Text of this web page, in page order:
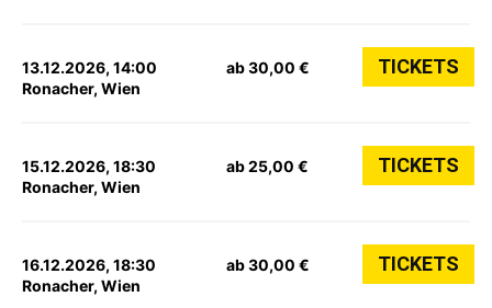
13.12.2026, 14:00
Ronacher, Wien
ab 30,00 € TICKETS
15.12.2026, 18:30
Ronacher, Wien
ab 25,00 € TICKETS
16.12.2026, 18:30
Ronacher, Wien
ab 30,00 € TICKETS